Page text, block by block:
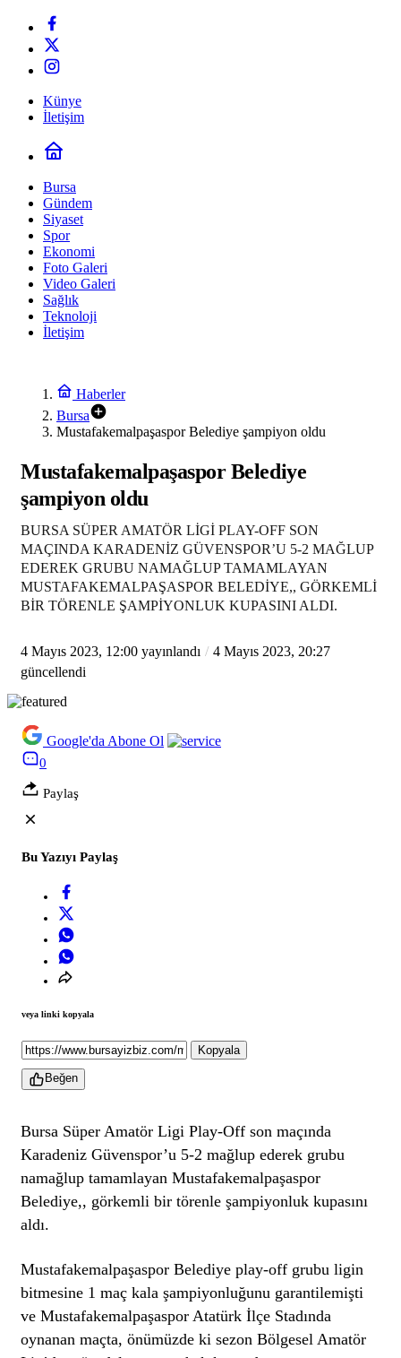
Künye
İletişim
Bursa
Gündem
Siyaset
Spor
Ekonomi
Foto Galeri
Video Galeri
Sağlık
Teknoloji
İletişim
Haberler
Bursa
Mustafakemalpaşaspor Belediye şampiyon oldu
Mustafakemalpaşaspor Belediye
şampiyon oldu
BURSA SÜPER AMATÖR LİGİ PLAY-OFF SON
MAÇINDA KARADENİZ GÜVENSPOR’U 5-2 MAĞLUP
EDEREK GRUBU NAMAĞLUP TAMAMLAYAN
MUSTAFAKEMALPAŞASPOR BELEDİYE,, GÖRKEMLİ
BİR TÖRENLE ŞAMPİYONLUK KUPASINI ALDI.
4 Mayıs 2023, 12:00 yayınlandı
4 Mayıs 2023, 20:27
güncellendi
Google'da Abone Ol
0
Paylaş
Bu Yazıyı Paylaş
veya linki kopyala
Kopyala
Beğen
Bursa Süper Amatör Ligi Play-Off son maçında
Karadeniz Güvenspor’u 5-2 mağlup ederek grubu
namağlup tamamlayan Mustafakemalpaşaspor
Belediye,, görkemli bir törenle şampiyonluk kupasını
aldı.
Mustafakemalpaşaspor Belediye play-off grubu ligin
bitmesine 1 maç kala şampiyonluğunu garantilemişti
ve Mustafakemalpaşaspor Atatürk İlçe Stadında
oynanan maçta, önümüzde ki sezon Bölgesel Amatör